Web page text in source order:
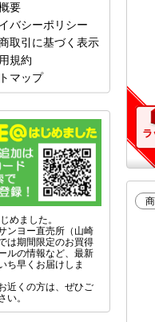
要
バシーポリシー
取引に基づく表示
規約
マップ
めました。
ンヨー直売所（山崎
は期間限定のお買得
ルの情報など、最新
ち早くお届けしま
近くの方は、ぜひご
い。